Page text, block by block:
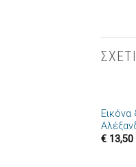
Εικόνα
€13,50